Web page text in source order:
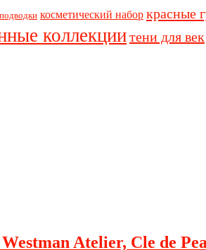
косметический набор красные
коллекциитени для век
Atelier, Cle de